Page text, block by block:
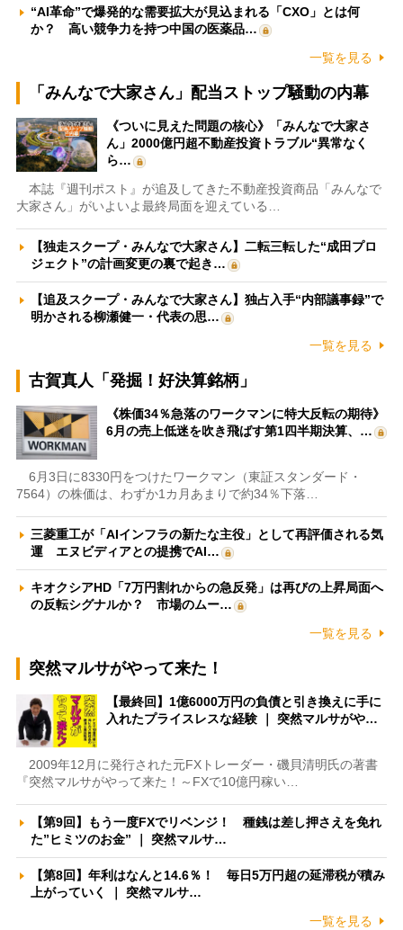
“AI革命”で爆発的な需要拡大が見込まれる「CXO」とは何
か？ 高い競争力を持つ中国の医薬品…
一覧を見る
「みんなで大家さん」配当ストップ騒動の内幕
《ついに見えた問題の核心》「みんなで大家さ
ん」2000億円超不動産投資トラブル“異常なく
ら…
本誌『週刊ポスト』が追及してきた不動産投資商品「みんなで
大家さん」がいよいよ最終局面を迎えている…
【独走スクープ・みんなで大家さん】二転三転した“成田プロ
ジェクト”の計画変更の裏で起き…
【追及スクープ・みんなで大家さん】独占入手“内部議事録”で
明かされる柳瀬健一・代表の思…
一覧を見る
古賀真人「発掘！好決算銘柄」
《株価34％急落のワークマンに特大反転の期待》
6月の売上低迷を吹き飛ばす第1四半期決算、…
6月3日に8330円をつけたワークマン（東証スタンダード・
7564）の株価は、わずか1カ月あまりで約34％下落…
三菱重工が「AIインフラの新たな主役」として再評価される気
運 エヌビディアとの提携でAI…
キオクシアHD「7万円割れからの急反発」は再びの上昇局面へ
の反転シグナルか？ 市場のムー…
一覧を見る
突然マルサがやって来た！
【最終回】1億6000万円の負債と引き換えに手に
入れたプライスレスな経験 ｜ 突然マルサがや…
2009年12月に発行された元FXトレーダー・磯貝清明氏の著書
『突然マルサがやって来た！～FXで10億円稼い…
【第9回】もう一度FXでリベンジ！ 種銭は差し押さえを免れ
た”ヒミツのお金” ｜ 突然マルサ…
【第8回】年利はなんと14.6％！ 毎日5万円超の延滞税が積み
上がっていく ｜ 突然マルサ…
一覧を見る